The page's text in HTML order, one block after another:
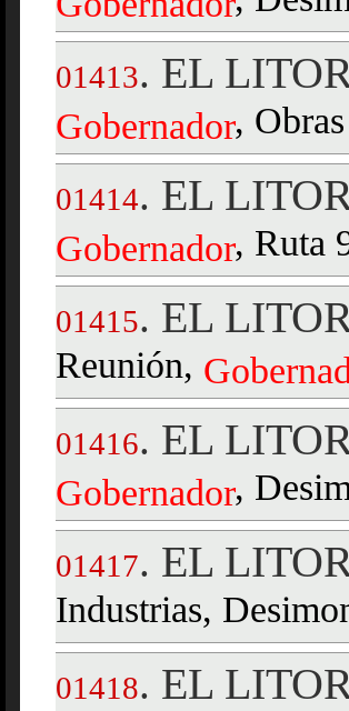
01413. EL
Gobernador,
01414. EL
Gobernador, Ruta
01415. EL
Reunión,
01416. EL
Gobernador,
01417. EL
Industrias,
01418. EL